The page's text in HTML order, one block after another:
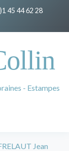
45 44 62 28
- Estampes
Jean